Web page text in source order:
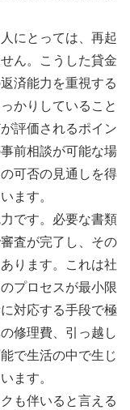
にとっては、再起
ん。こうした貸金
済能力を重視する
かりしていること
評価されるポイン
前相談が可能な場
可否の見通しを得
ます。
です。必要な書類
査が完了し、その
ります。これは社
プロセスが最小限
対応する手段で極
修理費、引っ越し
で生活の中で生じ
ます。
も伴いると言える